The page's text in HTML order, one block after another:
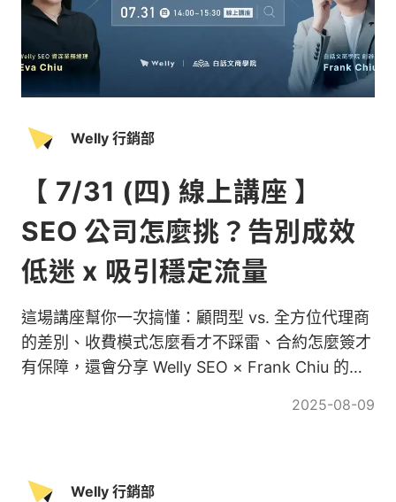
Welly 行銷部
【 7/31 (四) 線上講座 】
SEO 公司怎麼挑？告別成效
低迷 x 吸引穩定流量
這場講座幫你一次搞懂：顧問型 vs. 全方位代理商
的差別、收費模式怎麼看才不踩雷、合約怎麼簽才
有保障，還會分享 Welly SEO × Frank Chiu 的真
2025-08-09
Welly 行銷部